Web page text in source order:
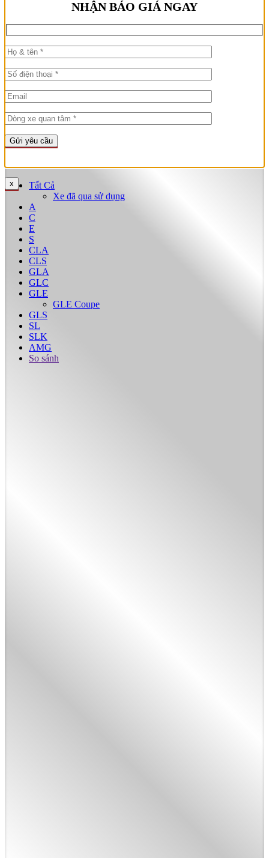
Xe đã qua sử dụng
DỊCH VỤ BÃO DƯỠNG XE TẠI MERCEDES PHÚ MỸ
HƯNG
Bảng Giá Mới Nhất
Bài viết
Đại Lý Chính Hãng Benz
Liên hệ
8:00 AM - 19:00 PM
Tất Cả
Xe đã qua sử dụng
A
C
E
S
CLA
CLS
GLA
GLC
GLE
GLE Coupe
GLS
SL
SLK
AMG
So sánh
NHẬN BÁO GIÁ NGAY
x